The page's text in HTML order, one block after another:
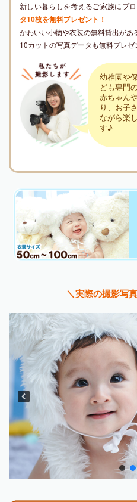
新しい暮らしを考えるご家族にプ
タ10枚を無料プレゼント！
かわいい小物や衣装の無料貸出があ
10カットの写真データも無料プレ
幼稚園や
ども専門
赤ちゃん
り、お子
ながら楽
す♪
＼実際の撮影写